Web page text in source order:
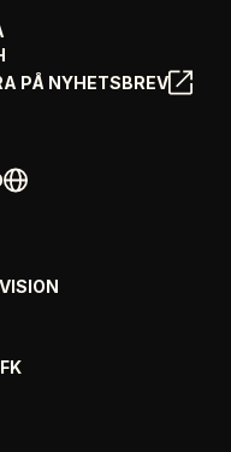
PÅ NYHETSBREV